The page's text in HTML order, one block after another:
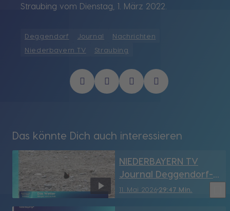
Straubing vom Dienstag, 1. März 2022.
Deggendorf Journal
Nachrichten
Niederbayern TV
Straubing
Das könnte Dich auch interessieren
11. Mai 202629:47 Min.
NIEDERBAYERN TV
Journal Deggendorf-
Straubing vom